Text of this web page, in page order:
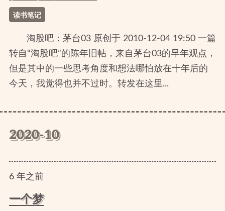
读书笔记
淘股吧：茅台03 原创于 2010-12-04 19:50 一篇
转自“淘股吧”的陈年旧帖，来自茅台03的早年观点，
但是其中的一些思考角度和想法哪怕放在十年后的
今天，我觉得也并不过时。转发在这里...
2020-10
6年之前
一个梦